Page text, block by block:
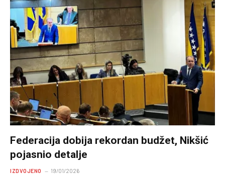
Federacija dobija rekordan budžet, Nikšić
pojasnio detalje
IZDVOJENO 19/01/2026